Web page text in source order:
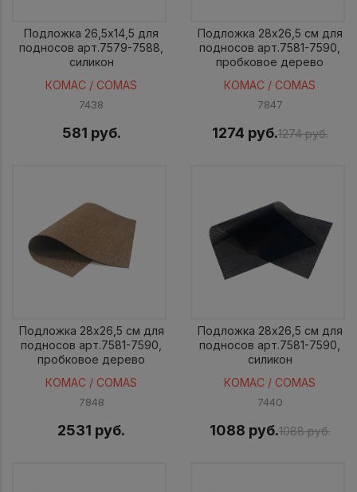
Подложка 26,5x14,5 для
подносов арт.7579-7588,
силикон
КОМАС / COMAS
7438
581 руб.
Подложка 28x26,5 см для
подносов арт.7581-7590,
пробковое дерево
КОМАС / COMAS
7847
1274 руб.1274 руб.
Подложка 28x26,5 см для
подносов арт.7581-7590,
пробковое дерево
КОМАС / COMAS
7848
2531 руб.
Подложка 28x26,5 см для
подносов арт.7581-7590,
силикон
КОМАС / COMAS
7440
1088 руб.1088 руб.